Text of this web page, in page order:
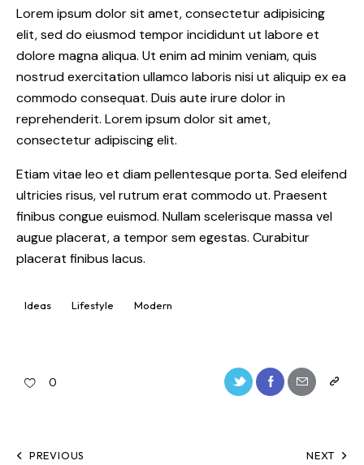
Lorem ipsum dolor sit amet, consectetur adipisicing
elit, sed do eiusmod tempor incididunt ut labore et
dolore magna aliqua. Ut enim ad minim veniam, quis
nostrud exercitation ullamco laboris nisi ut aliquip ex ea
commodo consequat. Duis aute irure dolor in
reprehenderit. Lorem ipsum dolor sit amet,
consectetur adipiscing elit.
Etiam vitae leo et diam pellentesque porta. Sed eleifend
ultricies risus, vel rutrum erat commodo ut. Praesent
finibus congue euismod. Nullam scelerisque massa vel
augue placerat, a tempor sem egestas. Curabitur
placerat finibus lacus.
Ideas Lifestyle Modern
0
PREVIOUS NEXT